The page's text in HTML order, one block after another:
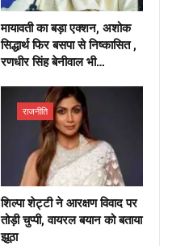
मायावती का बड़ा एक्शन, अशोक
सिद्धार्थ फिर बसपा से निष्कासित ,
रणधीर सिंह बेनीवाल भी…
राजनीति
शिल्पा शेट्टी ने आरक्षण विवाद पर
तोड़ी चुप्पी, वायरल बयान को बताया
झूठा